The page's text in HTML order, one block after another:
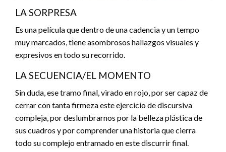
LA SORPRESA
Es una película que dentro de una cadencia y un tempo
muy marcados, tiene asombrosos hallazgos visuales y
expresivos en todo su recorrido.
LA SECUENCIA/EL MOMENTO
Sin duda, ese tramo final, virado en rojo, por ser capaz de
cerrar con tanta firmeza este ejercicio de discursiva
compleja, por deslumbrarnos por la belleza plástica de
sus cuadros y por comprender una historia que cierra
todo su complejo entramado en este discurrir final.